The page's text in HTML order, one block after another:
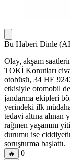
Bu Haberi Dinle
Olay, akşam
TOKİ Konutları
otobüsü, 34 HE
etkisiyle otomobil
jandarma ekipleri
yerindeki ilk
tedavi altına alınan
rağmen yaşamını
durumu ise
soruşturma başlattı.
🔥 0